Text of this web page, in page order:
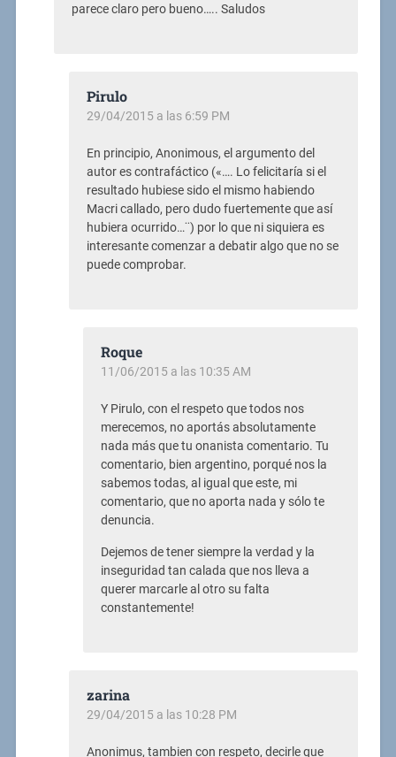
parece claro pero bueno….. Saludos
Pirulo
29/04/2015 a las 6:59 PM
En principio, Anonimous, el argumento del
autor es contrafáctico («…. Lo felicitaría si el
resultado hubiese sido el mismo habiendo
Macri callado, pero dudo fuertemente que así
hubiera ocurrido…¨) por lo que ni siquiera es
interesante comenzar a debatir algo que no se
puede comprobar.
Roque
11/06/2015 a las 10:35 AM
Y Pirulo, con el respeto que todos nos
merecemos, no aportás absolutamente
nada más que tu onanista comentario. Tu
comentario, bien argentino, porqué nos la
sabemos todas, al igual que este, mi
comentario, que no aporta nada y sólo te
denuncia.
Dejemos de tener siempre la verdad y la
inseguridad tan calada que nos lleva a
querer marcarle al otro su falta
constantemente!
zarina
29/04/2015 a las 10:28 PM
Anonimus, tambien con respeto, decirle que